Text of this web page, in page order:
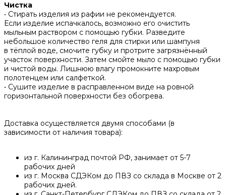
Чистка
• Стирать изделия из рафии не рекомендуется.
Если изделие испачкалось, возможно его очистить
мыльным раствором с помощью губки. Разведите
небольшое количество геля для стирки или шампуня
в тёплой воде, смочите губку и протрите загрязнённый
участок поверхности. Затем смойте мыло с помощью губки
и чистой воды. Лишнюю влагу промокните махровым
полотенцем или салфеткой.
• Сушите изделие в расправленном виде на ровной
горизонтальной поверхности без обогрева.
Доставка осуществляется двумя способами (в
зависимости от наличия товара):
из г. Калининград почтой РФ, занимает от 5-7
рабочих дней
из г. Москва СДЭКом до ПВЗ со склада в Москве от 2
рабочих дней.